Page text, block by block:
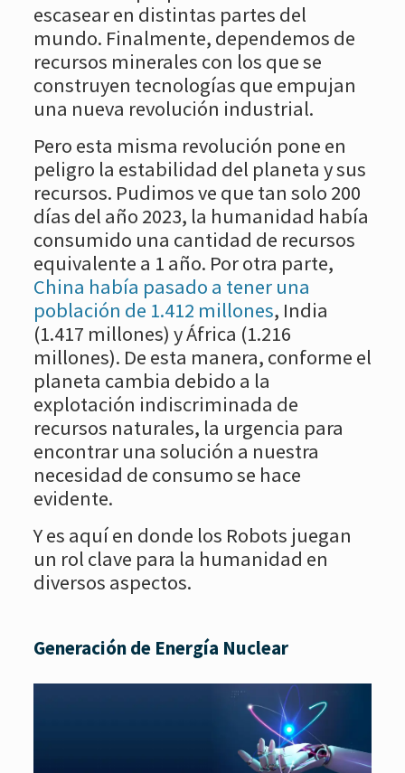
escasear en distintas partes del
mundo. Finalmente, dependemos de
recursos minerales con los que se
construyen tecnologías que empujan
una nueva revolución industrial.
Pero esta misma revolución pone en
peligro la estabilidad del planeta y sus
recursos. Pudimos ve que tan solo 200
días del año 2023, la humanidad había
consumido una cantidad de recursos
equivalente a 1 año. Por otra parte,
China había pasado a tener una
población de 1.412 millones, India
(1.417 millones) y África (1.216
millones). De esta manera, conforme el
planeta cambia debido a la
explotación indiscriminada de
recursos naturales, la urgencia para
encontrar una solución a nuestra
necesidad de consumo se hace
evidente.
Y es aquí en donde los Robots juegan
un rol clave para la humanidad en
diversos aspectos.
Generación de Energía Nuclear